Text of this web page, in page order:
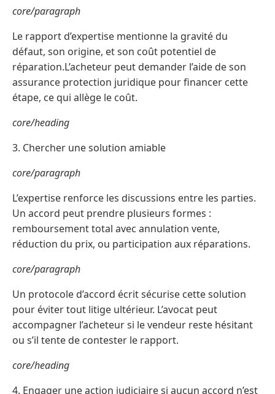
core/paragraph
Le rapport d’expertise mentionne la gravité du
défaut, son origine, et son coût potentiel de
réparation.L’acheteur peut demander l’aide de son
assurance protection juridique pour financer cette
étape, ce qui allège le coût.
core/heading
3. Chercher une solution amiable
core/paragraph
L’expertise renforce les discussions entre les parties.
Un accord peut prendre plusieurs formes :
remboursement total avec annulation vente,
réduction du prix, ou participation aux réparations.
core/paragraph
Un protocole d’accord écrit sécurise cette solution
pour éviter tout litige ultérieur. L’avocat peut
accompagner l’acheteur si le vendeur reste hésitant
ou s’il tente de contester le rapport.
core/heading
4. Engager une action judiciaire si aucun accord n’est